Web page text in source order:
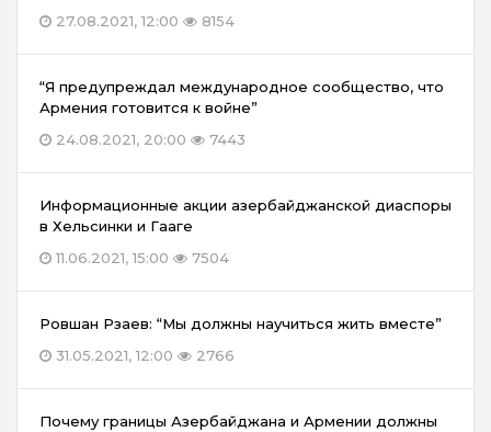
27.08.2021, 12:00
8154
“Я предупреждал международное сообщество, что
Армения готовится к войне”
24.08.2021, 20:00
7443
Информационные акции азербайджанской диаспоры
в Хельсинки и Гааге
11.06.2021, 15:00
7504
Ровшан Рзаев: “Мы должны научиться жить вместе”
31.05.2021, 12:00
2766
Почему границы Азербайджана и Армении должны